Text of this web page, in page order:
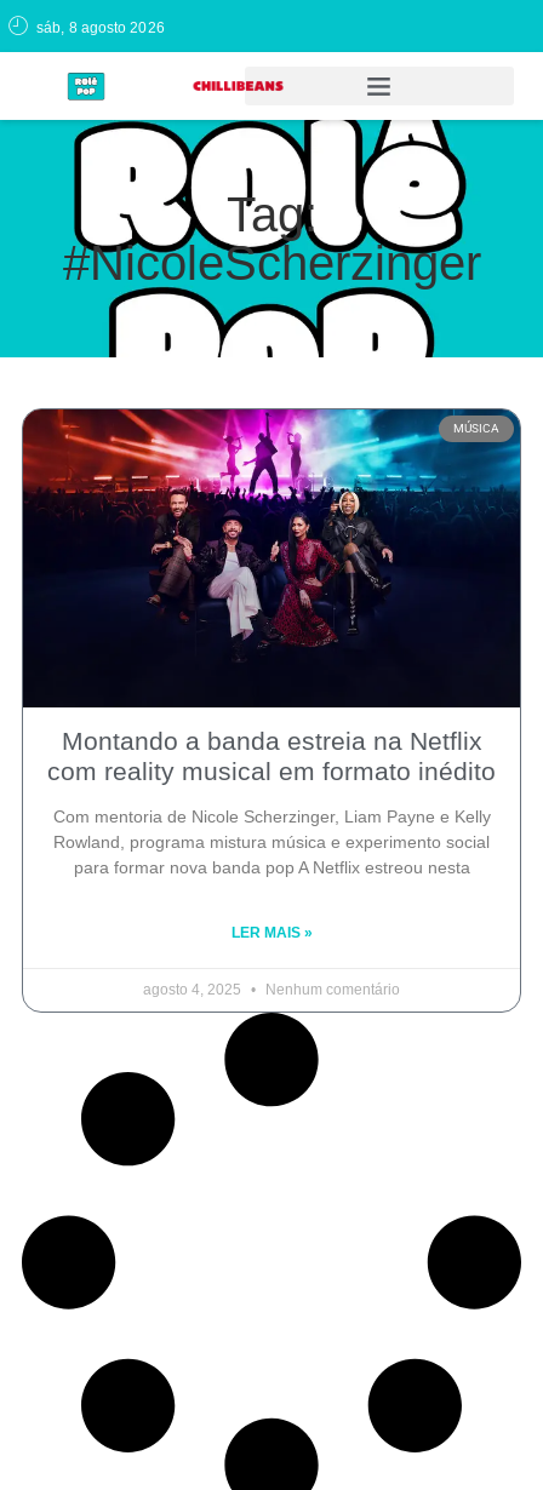
sáb, 8 agosto 2026
Tag:
#NicoleScherzinger
MÚSICA
Montando a banda estreia na Netflix
com reality musical em formato inédito
Com mentoria de Nicole Scherzinger, Liam Payne e Kelly
Rowland, programa mistura música e experimento social
para formar nova banda pop A Netflix estreou nesta
LER MAIS »
agosto 4, 2025 Nenhum comentário